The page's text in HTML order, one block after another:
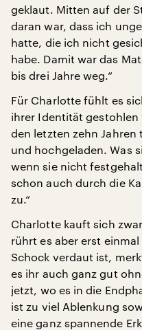
geklaut. Mitten auf der
daran war, dass ich
hatte, die ich nicht
habe. Damit war das
bis drei Jahre weg.“
Für Charlotte fühlt es
ihrer Identität gestohlen
den letzten zehn Jahren
und hochgeladen. Was
wenn sie nicht
schon auch durch die
zu.“
Charlotte kauft sich
rührt es aber erst
Schock verdaut ist,
es ihr auch ganz gut
jetzt, wo es in die
ist zu viel Ablenkung
eine ganz spannende